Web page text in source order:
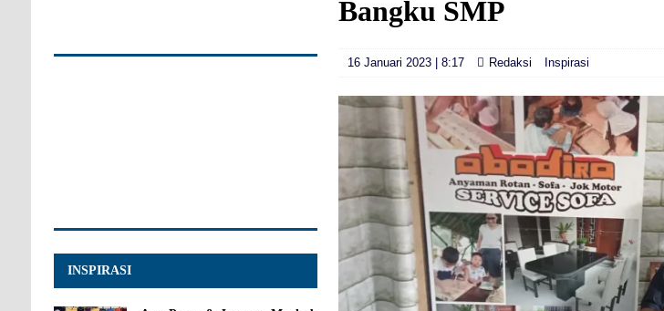
Bangku SMP
16 Januari 2023 | 8:17 Redaksi Inspirasi
INSPIRASI